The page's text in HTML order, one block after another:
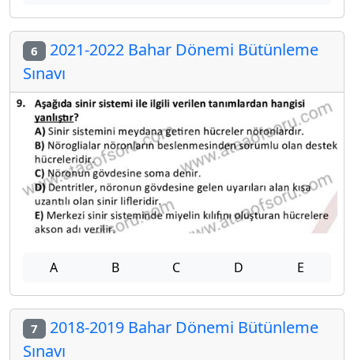
6 2021-2022 Bahar Dönemi Bütünleme
Sınavı
A B C D E
7 2018-2019 Bahar Dönemi Bütünleme
Sınavı